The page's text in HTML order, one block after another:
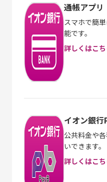
通帳アプリ
スマホで簡
能です。
詳しくはこち
イオン銀行
公共料金や
いできます。
詳しくはこち